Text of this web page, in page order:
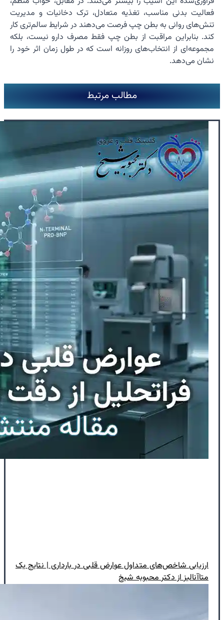
فعالیت بدنی مناسب، تغذیه متعادل، ترک دخانیات و مدیریت
تنش‌های روانی به بطن چپ فرصت می‌دهند در شرایط سالم‌تری کار
کند. بنابراین مراقبت از بطن چپ فقط مصرف دارو نیست، بلکه
مجموعه‌ای از انتخاب‌های روزانه است که در طول زمان اثر خود را
نشان می‌دهد.
مطالب مرتبط
ارزیابی شاخص‌‌های متداول عوارض قلبی در بارداری | نتایج یک
متاآنالیز از دکتر محبوبه شیخ